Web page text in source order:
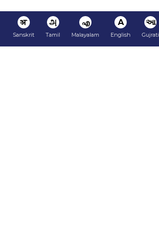
આ
Gujrati
A
English
എ
Malayalam
அ
Tamil
अ
Sanskrit